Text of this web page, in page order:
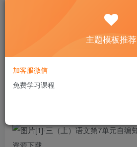
暂时
格式
页数
主题模板推荐
加客服微信
免费学习课程